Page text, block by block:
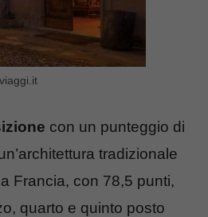
con un punteggio di
tradizionale
Francia, con 78,5 punti,
quarto e quinto posto